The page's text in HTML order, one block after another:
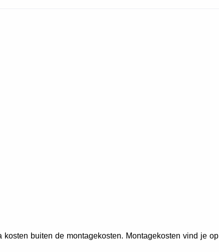
buiten de montagekosten. Montagekosten vind je op